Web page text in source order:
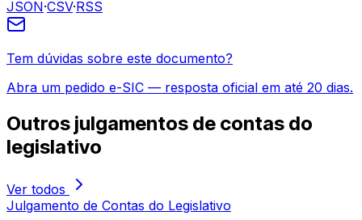
JSON·CSV·RSS
Tem dúvidas sobre este documento?
Abra um pedido e-SIC — resposta oficial em até 20 dias.
Outros julgamentos de contas do
legislativo
Ver todos
Julgamento de Contas do Legislativo